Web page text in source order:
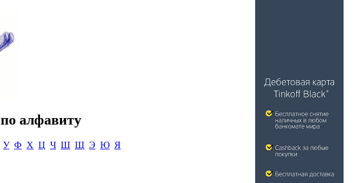
по алфавиту
У Ф Х Ц Ч Ш Щ Э Ю Я